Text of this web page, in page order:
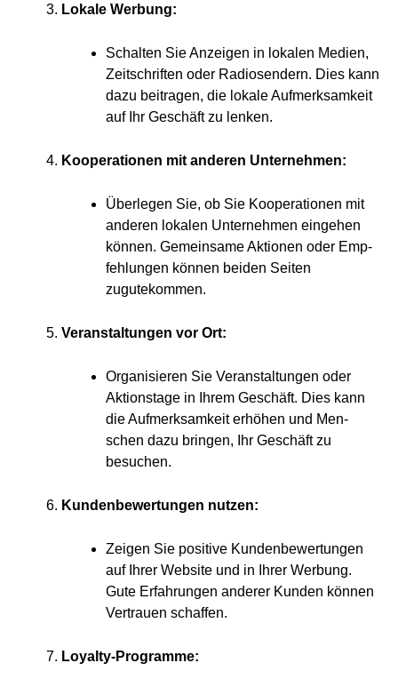
Loka­le Werbung:
Schal­ten Sie Anzei­gen in loka­len Medi­en,
Zeit­schrif­ten oder Radio­sen­dern. Dies kann
dazu bei­tra­gen, die loka­le Auf­merk­sam­keit
auf Ihr Geschäft zu lenken.
Koope­ra­tio­nen mit ande­ren Unternehmen:
Über­le­gen Sie, ob Sie Koope­ra­tio­nen mit
ande­ren loka­len Unter­neh­men ein­ge­hen
kön­nen. Gemein­sa­me Aktio­nen oder Emp­
feh­lun­gen kön­nen bei­den Sei­ten
zugutekommen.
Ver­an­stal­tun­gen vor Ort:
Orga­ni­sie­ren Sie Ver­an­stal­tun­gen oder
Akti­ons­ta­ge in Ihrem Geschäft. Dies kann
die Auf­merk­sam­keit erhö­hen und Men­
schen dazu brin­gen, Ihr Geschäft zu
besuchen.
Kun­den­be­wer­tun­gen nutzen:
Zei­gen Sie posi­ti­ve Kun­den­be­wer­tun­gen
auf Ihrer Web­site und in Ihrer Wer­bung.
Gute Erfah­run­gen ande­rer Kun­den kön­nen
Ver­trau­en schaffen.
Loyal­ty-Pro­gram­me: